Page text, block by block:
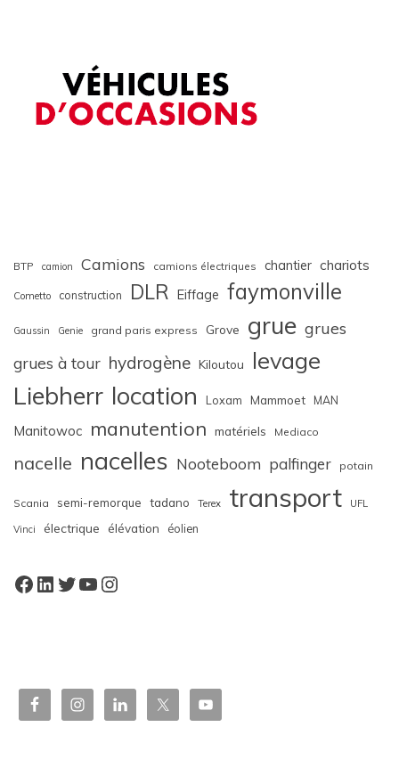
BTP camion Camions camions électriques chantier chariots
Cometto construction DLR Eiffage faymonville
Gaussin Genie grand paris express Grove grue grues
grues à tour hydrogène Kiloutou levage
Liebherr location Loxam Mammoet MAN
Manitowoc manutention matériels Mediaco
nacelle nacelles Nooteboom palfinger potain
Scania semi-remorque tadano Terex transport UFL
Vinci électrique élévation éolien
Facebook
LinkedIn
Twitter
YouTube
Instagram